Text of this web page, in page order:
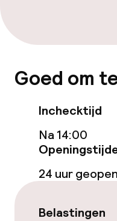
Roomservice
Wasservice
Beleid
Goed om
Inchecktijd
Na 14:00
24 uur
Belastingen